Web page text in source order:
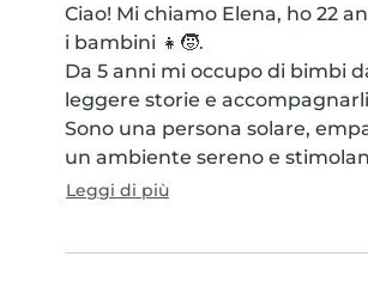
Ciao! Mi chiamo Elena, ho 22
i bambini 👧🧒.
Da 5 anni mi occupo di bimbi
leggere storie e
Sono una persona solare,
un ambiente sereno e
Leggi di più